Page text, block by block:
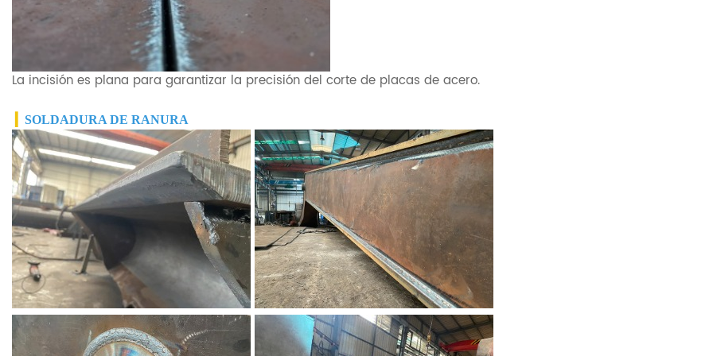
La incisión es plana para garantizar la precisión del corte de placas de acero.
SOLDADURA DE RANURA